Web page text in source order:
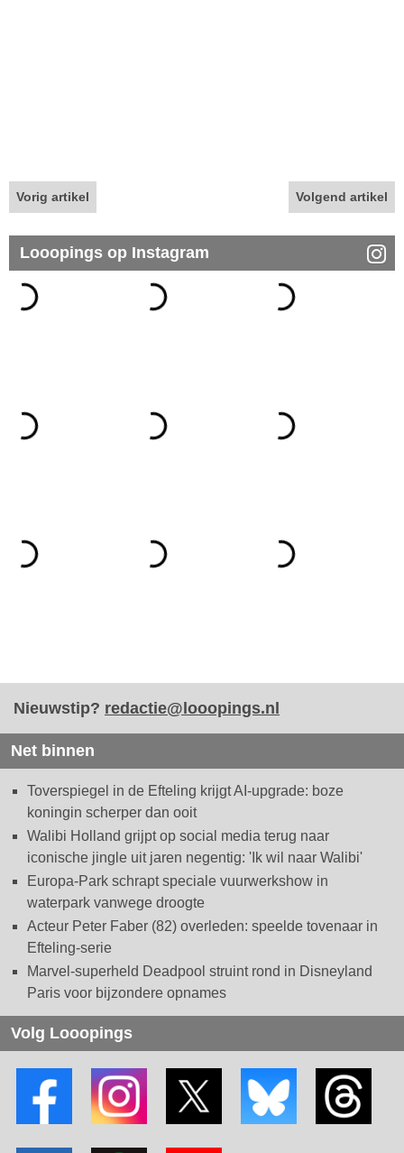
Vorig artikel Volgend artikel
Looopings op Instagram
Nieuwstip? redactie@looopings.nl
Net binnen
Toverspiegel in de Efteling krijgt AI-upgrade: boze
koningin scherper dan ooit
Walibi Holland grijpt op social media terug naar
iconische jingle uit jaren negentig: 'Ik wil naar Walibi'
Europa-Park schrapt speciale vuurwerkshow in
waterpark vanwege droogte
Acteur Peter Faber (82) overleden: speelde tovenaar in
Efteling-serie
Marvel-superheld Deadpool struint rond in Disneyland
Paris voor bijzondere opnames
Volg Looopings